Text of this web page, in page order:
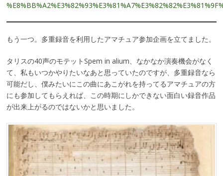
もう一つ。多重録音を利用したアマチュア参加企画を立てました。
タリスの40声のモテットSpem in alium、なかなか演奏機会がなく
て、私もいつかやりたいなあと思っていたのですが、多重録音なら
可能だし、僕みたいにこの曲にあこがれを持ってるアマチュアの方
にも参加してもらえれば、この時期にしかできない面白い録音作品
が出来上がるのではないかと思いました。